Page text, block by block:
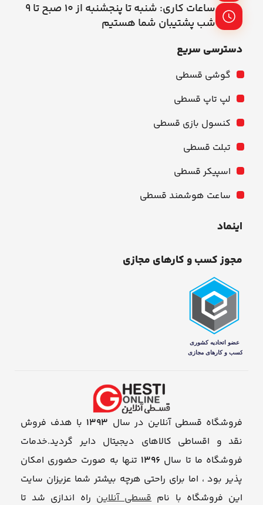
ساعات کاری: شنبه تا پنجشنبه از ۱۰ صبح تا ۹
شب پشتیبان شما هستیم
دسترسی سریع
گوشی قسطی
لپ تاپ قسطی
کنسول بازی قسطی
تبلت قسطی
اسپیکر قسطی
ساعت هوشمند قسطی
اینماد
مجوز کسب و کارهای مجازی
فروشگاه قسطی آنلاین در سال 1393 با هدف فروش
نقد و اقساطی کالاهای دیجیتال دایر گردید.خدمات
فروشگاه ما تا سال 1396 تنها به صورت حضوری امکان
پذیر بود ، اما برای راحتی هرچه بیشتر شما عزیزان سایت
این فروشگاه با نامقسطی آنلاین راه اندازی شد تا